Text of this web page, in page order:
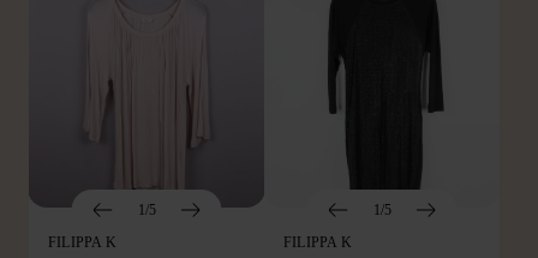
1/5
FILIPPA K
1/5
FILIPPA K